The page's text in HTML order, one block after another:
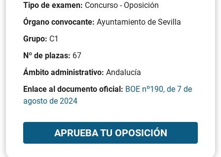
Tipo de examen: Concurso - Oposición
Órgano convocante: Ayuntamiento de Sevilla
Grupo: C1
Nº de plazas: 67
Ámbito administrativo: Andalucía
Enlace al documento oficial: BOE nº190, de 7 de
agosto de 2024
APRUEBA TU OPOSICIÓN